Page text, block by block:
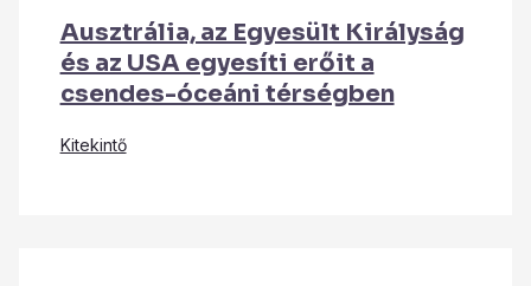
Ausztrália, az Egyesült Királyság
és az USA egyesíti erőit a
csendes-óceáni térségben
Kitekintő